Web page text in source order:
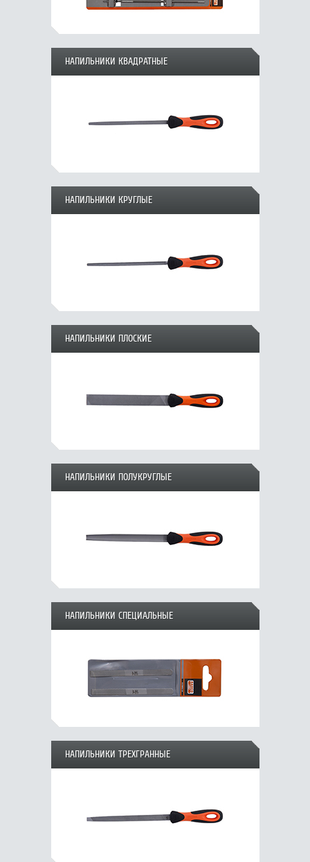
НАПИЛЬНИКИ КВАДРАТНЫЕ
НАПИЛЬНИКИ КРУГЛЫЕ
НАПИЛЬНИКИ ПЛОСКИЕ
НАПИЛЬНИКИ ПОЛУКРУГЛЫЕ
НАПИЛЬНИКИ СПЕЦИАЛЬНЫЕ
НАПИЛЬНИКИ ТРЕХГРАННЫЕ